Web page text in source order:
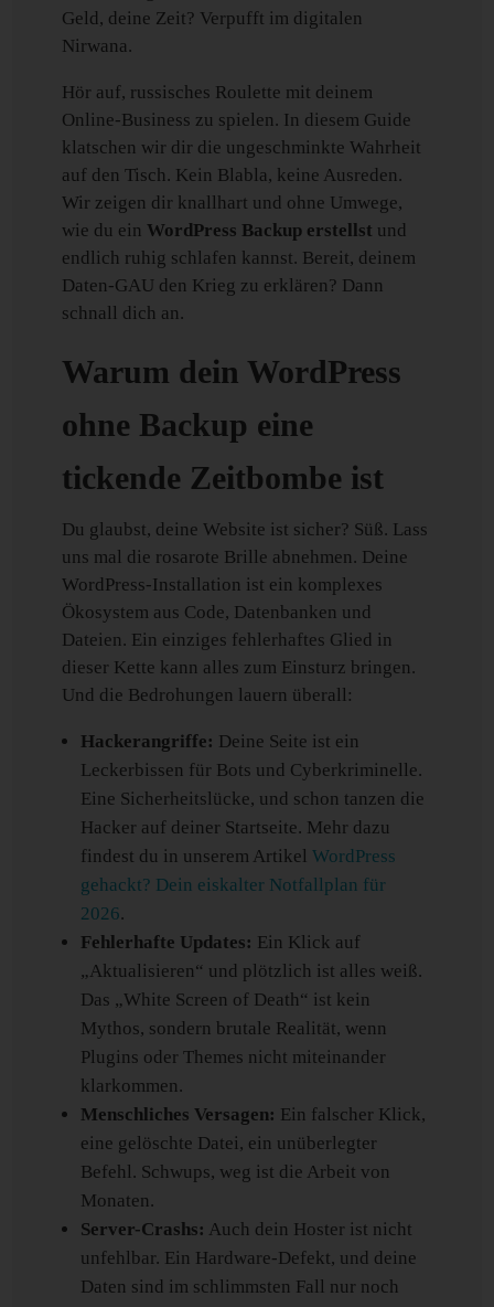
Geld, deine Zeit? Verpufft im digitalen
Nirwana.
Hör auf, russisches Roulette mit deinem
Online-Business zu spielen. In diesem Guide
klatschen wir dir die ungeschminkte Wahrheit
auf den Tisch. Kein Blabla, keine Ausreden.
Wir zeigen dir knallhart und ohne Umwege,
wie du ein WordPress Backup erstellst und
endlich ruhig schlafen kannst. Bereit, deinem
Daten-GAU den Krieg zu erklären? Dann
schnall dich an.
Warum dein WordPress
ohne Backup eine
tickende Zeitbombe ist
Du glaubst, deine Website ist sicher? Süß. Lass
uns mal die rosarote Brille abnehmen. Deine
WordPress-Installation ist ein komplexes
Ökosystem aus Code, Datenbanken und
Dateien. Ein einziges fehlerhaftes Glied in
dieser Kette kann alles zum Einsturz bringen.
Und die Bedrohungen lauern überall:
Hackerangriffe: Deine Seite ist ein
Leckerbissen für Bots und Cyberkriminelle.
Eine Sicherheitslücke, und schon tanzen die
Hacker auf deiner Startseite. Mehr dazu
findest du in unserem ArtikelWordPress
gehackt? Dein eiskalter Notfallplan für
2026.
Fehlerhafte Updates: Ein Klick auf
„Aktualisieren“ und plötzlich ist alles weiß.
Das „White Screen of Death“ ist kein
Mythos, sondern brutale Realität, wenn
Plugins oder Themes nicht miteinander
klarkommen.
Menschliches Versagen: Ein falscher Klick,
eine gelöschte Datei, ein unüberlegter
Befehl. Schwups, weg ist die Arbeit von
Monaten.
Server-Crashs: Auch dein Hoster ist nicht
unfehlbar. Ein Hardware-Defekt, und deine
Daten sind im schlimmsten Fall nur noch